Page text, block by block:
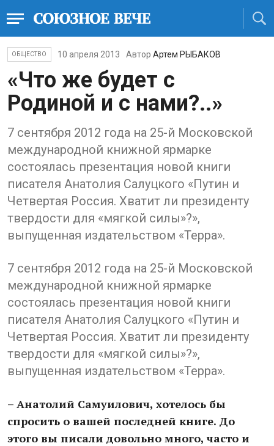
ОБЩЕСТВО 10 апреля 2013 Автор Артем РЫБАКОВ
«Что же будет с
Родиной и с нами?..»
7 сентября 2012 года на 25-й Московской
международной книжной ярмарке
состоялась презентация новой книги
писателя Анатолия Салуцкого «Путин и
Четвертая Россия. Хватит ли президенту
твердости для «мягкой силы»?»,
выпущенная издательством «Терра».
7 сентября 2012 года на 25-й Московской
международной книжной ярмарке
состоялась презентация новой книги
писателя Анатолия Салуцкого «Путин и
Четвертая Россия. Хватит ли президенту
твердости для «мягкой силы»?»,
выпущенная издательством «Терра».
– Анатолий Самуилович, хотелось бы
спросить о вашей последней книге. До
этого вы писали довольно много, часто и